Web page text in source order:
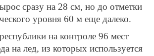
сразу на 28 см, но до отметки
уровня 60 м еще далеко.
на контроле 96 мест
на лед, из которых используется